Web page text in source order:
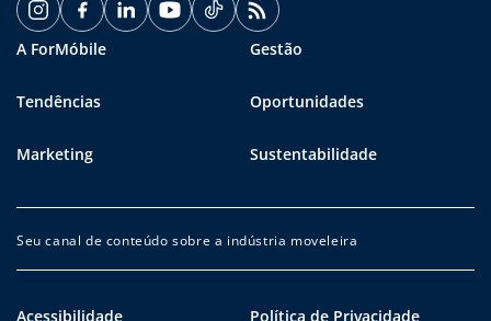
A ForMóbile Gestão
Tendências Oportunidades
Marketing Sustentabilidade
Seu canal de conteúdo sobre a indústria moveleira
Acessibilidade Política de Privacidade